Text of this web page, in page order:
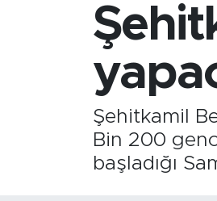
Şehitkamil
Bin 200
başladığı
Son Dakika Haberleri